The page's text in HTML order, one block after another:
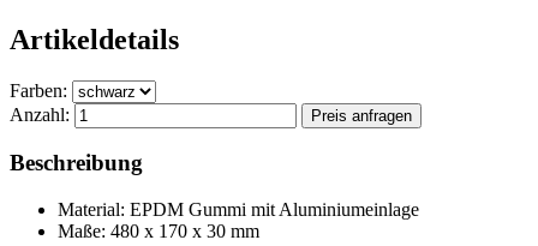
Artikeldetails
Farben:
Anzahl:
Beschreibung
Material: EPDM Gummi mit Aluminiumeinlage
Maße: 480 x 170 x 30 mm